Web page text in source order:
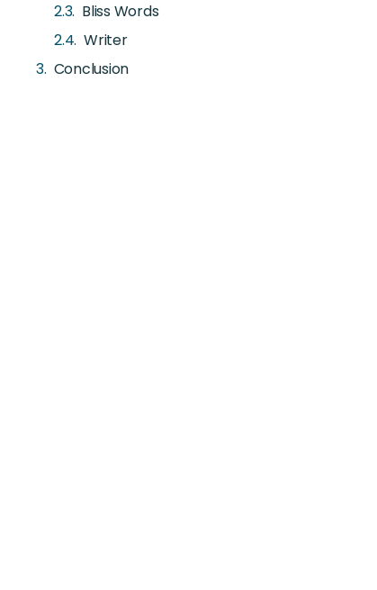
Bliss Words
Writer
Conclusion